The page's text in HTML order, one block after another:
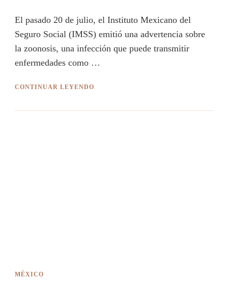
El pasado 20 de julio, el Instituto Mexicano del
Seguro Social (IMSS) emitió una advertencia sobre
la zoonosis, una infección que puede transmitir
enfermedades como …
CONTINUAR LEYENDO
MÉXICO